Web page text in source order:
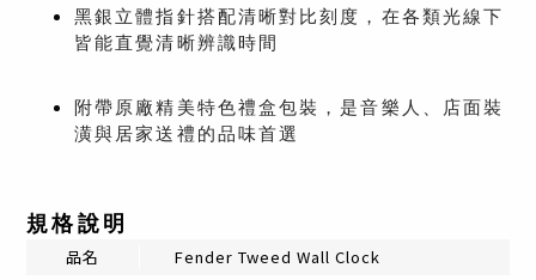
黑銀立體指針搭配清晰對比刻度，在各類光線下
皆能直覺清晰辨識時間
附帶原廠精美特色禮盒包裝，是音樂人、店面裝
潢與居家送禮的品味首選
規格說明
品名
Fender Tweed Wall Clock